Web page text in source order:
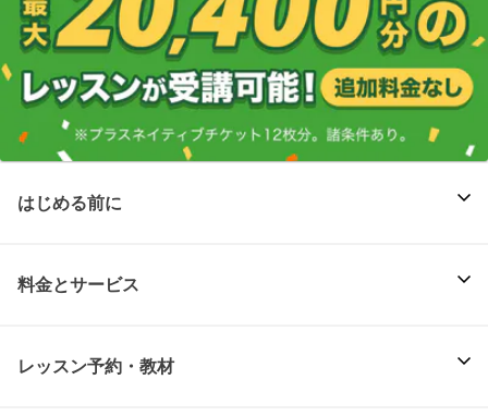
はじめる前に
料金とサービス
レッスン予約・教材